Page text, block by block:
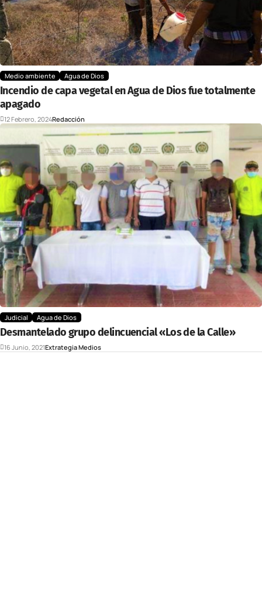
Medio ambiente Agua de Dios
Incendio de capa vegetal en Agua de Dios fue totalmente
apagado
12 Febrero, 2024Redacción
Judicial Agua de Dios
Desmantelado grupo delincuencial «Los de la Calle»
16 Junio, 2021Extrategia Medios